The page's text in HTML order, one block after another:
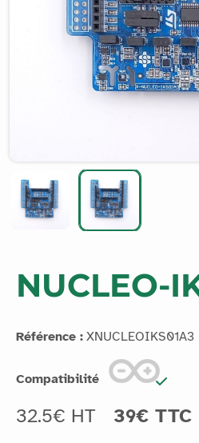
NUCLEO-
Référence : XNUCLEOIKS01A3
Compatibilité
32.5€ HT 39€ TTC